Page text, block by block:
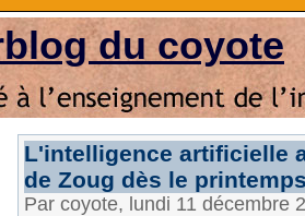
du coyote
L'intelligence artificielle
de Zoug dès le
Par coyote, lundi 11 décembre